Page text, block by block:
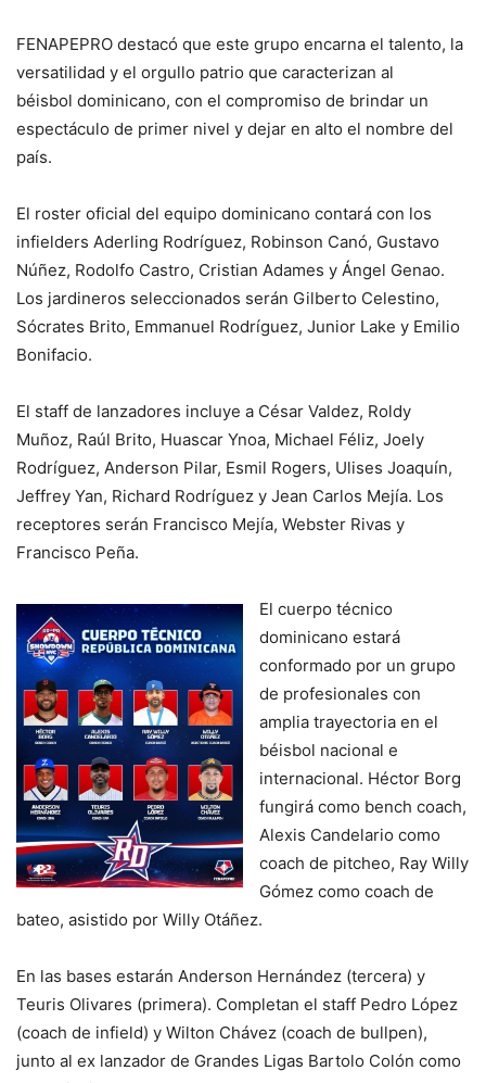
FENAPEPRO destacó que este grupo encarna el talento, la
versatilidad y el orgullo patrio que caracterizan al
béisbol dominicano, con el compromiso de brindar un
espectáculo de primer nivel y dejar en alto el nombre del
país.
El roster oficial del equipo dominicano contará con los
infielders Aderling Rodríguez, Robinson Canó, Gustavo
Núñez, Rodolfo Castro, Cristian Adames y Ángel Genao.
Los jardineros seleccionados serán Gilberto Celestino,
Sócrates Brito, Emmanuel Rodríguez, Junior Lake y Emilio
Bonifacio.
El staff de lanzadores incluye a César Valdez, Roldy
Muñoz, Raúl Brito, Huascar Ynoa, Michael Féliz, Joely
Rodríguez, Anderson Pilar, Esmil Rogers, Ulises Joaquín,
Jeffrey Yan, Richard Rodríguez y Jean Carlos Mejía. Los
receptores serán Francisco Mejía, Webster Rivas y
Francisco Peña.
El cuerpo técnico
dominicano estará
conformado por un grupo
de profesionales con
amplia trayectoria en el
béisbol nacional e
internacional. Héctor Borg
fungirá como bench coach,
Alexis Candelario como
coach de pitcheo, Ray Willy
Gómez como coach de
bateo, asistido por Willy Otáñez.
En las bases estarán Anderson Hernández (tercera) y
Teuris Olivares (primera). Completan el staff Pedro López
(coach de infield) y Wilton Chávez (coach de bullpen),
junto al ex lanzador de Grandes Ligas Bartolo Colón como